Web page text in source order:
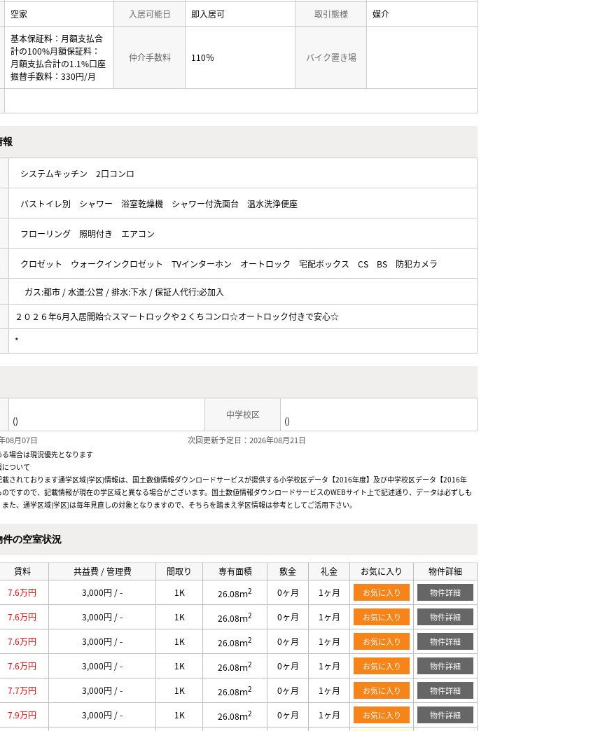
空家 入居可能日 即入居可 取引態様 媒介
基本保証料：月額支払合
計の100%月額保証料：
月額支払合計の1.1%口座
振替手数料：330円/月
仲介手数料 110％ バイク置き場
報
システムキッチン 2口コンロ
バストイレ別 シャワー 浴室乾燥機 シャワー付洗面台 温水洗浄便座
フローリング 照明付き エアコン
クロゼット ウォークインクロゼット TVインターホン オートロック 宅配ボックス CS BS 防犯カメラ
ガス:都市 / 水道:公営 / 排水:下水 / 保証人代行:必加入
２０２６年6月入居開始☆スマートロックや２くちコンロ☆オートロック付きで安心☆
*
()
中学校区
()
08月07日 次回更新予定日：2026年08月21日
場合は現況優先となります
ついて
されております通学区域(学区)情報は、国土数値情報ダウンロードサービスが提供する小学校区データ【2016年度】及び中学校区データ【2016年
ですので、記載情報が現在の学区域と異なる場合がございます。国土数値情報ダウンロードサービスのWEBサイト上で記述通り、データは必ずしも
た、通学区域(学区)は毎年見直しの対象となりますので、そちらを踏まえ学区情報は参考としてご活用下さい。
件の空室状況
賃料 共益費 / 管理費 間取り 専有面積 敷金 礼金 お気に入り
物件詳細
7.6万円 3,000円 / - 1K 26.08ｍ2 0ヶ月 1ヶ月 お気に入り 物件詳細
7.6万円 3,000円 / - 1K 26.08ｍ2 0ヶ月 1ヶ月 お気に入り 物件詳細
7.6万円 3,000円 / - 1K 26.08ｍ2 0ヶ月 1ヶ月 お気に入り 物件詳細
7.6万円 3,000円 / - 1K 26.08ｍ2 0ヶ月 1ヶ月 お気に入り 物件詳細
7.7万円 3,000円 / - 1K 26.08ｍ2 0ヶ月 1ヶ月 お気に入り 物件詳細
7.9万円 3,000円 / - 1K 26.08ｍ2 0ヶ月 1ヶ月 お気に入り 物件詳細